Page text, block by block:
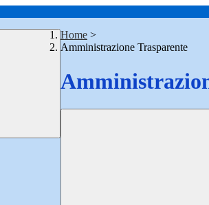
Home >
Amministrazione Trasparente